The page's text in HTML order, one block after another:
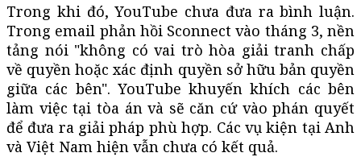
Trong khi đó, YouTube chưa đưa ra bình luận.
Trong email phản hồi Sconnect vào tháng 3, nền
tảng nói "không có vai trò hòa giải tranh chấp
về quyền hoặc xác định quyền sở hữu bản quyền
giữa các bên". YouTube khuyến khích các bên
làm việc tại tòa án và sẽ căn cứ vào phán quyết
để đưa ra giải pháp phù hợp. Các vụ kiện tại Anh
và Việt Nam hiện vẫn chưa có kết quả.